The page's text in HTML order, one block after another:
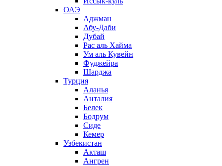
ОАЭ
Аджман
Абу-Даби
Дубай
Рас аль Хайма
Ум аль Кувейн
Фуджейра
Шарджа
Турция
Аланья
Анталия
Белек
Бодрум
Сиде
Кемер
Узбекистан
Акташ
Ангрен